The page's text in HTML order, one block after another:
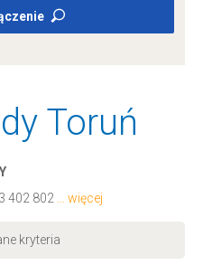
Toruń
402 802 ... więcej
kryteria